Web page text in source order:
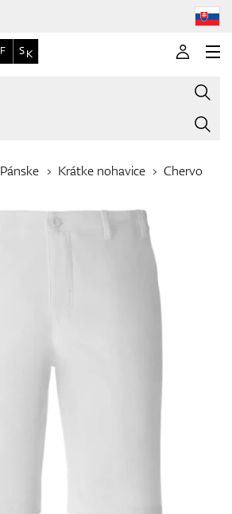
Topánky
Pánske Krátke nohavice Chervo